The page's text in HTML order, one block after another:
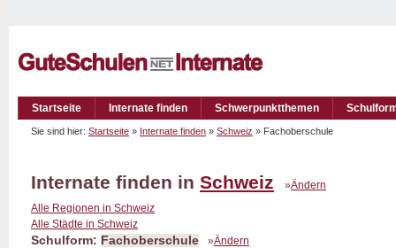
Startseite Internate finden Schwerpunktthemen
Sie sind hier: Startseite » Internate finden » Schweiz » Fachoberschule
Internate finden in Schweiz »Ändern
Alle Regionen in Schweiz
Alle Städte in Schweiz
Schulform: Fachoberschule »Ändern